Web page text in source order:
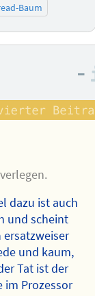
Baum
–
dazu ist auch
und scheint
ersatzweiser
und kaum,
Tat ist der
im Prozessor